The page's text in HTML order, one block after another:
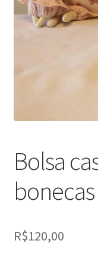
Política de
Bolsa
R$120,00